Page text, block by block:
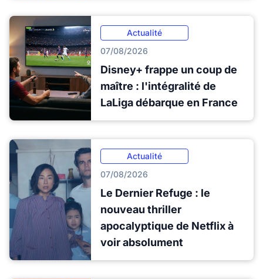
Actualité
07/08/2026
Disney+ frappe un coup de
maître : l'intégralité de
LaLiga débarque en France
Actualité
07/08/2026
Le Dernier Refuge : le
nouveau thriller
apocalyptique de Netflix à
voir absolument